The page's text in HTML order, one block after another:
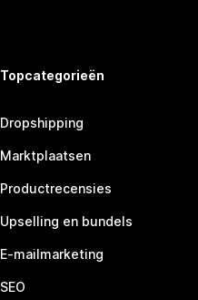
Topcategorieën
Dropshipping
Marktplaatsen
Productrecensies
Upselling en bundels
E-mailmarketing
SEO